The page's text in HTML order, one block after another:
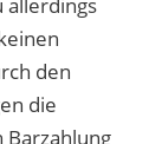
allerdings
den
die
Barzahlung